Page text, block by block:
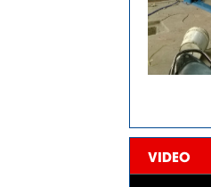
VIDEO